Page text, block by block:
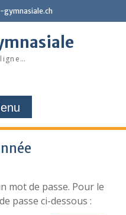
mot de passe. Pour le
passe ci-dessous :